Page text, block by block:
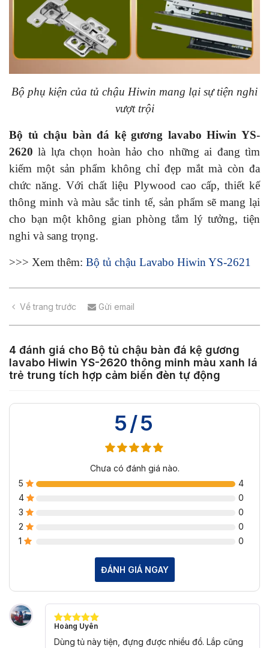
Bộ phụ kiện của tủ chậu Hiwin mang lại sự tiện nghi
vượt trội
Bộ tủ chậu bàn đá kệ gương lavabo Hiwin YS-
2620 là lựa chọn hoàn hảo cho những ai đang tìm
kiếm một sản phẩm không chỉ đẹp mắt mà còn đa
chức năng. Với chất liệu Plywood cao cấp, thiết kế
thông minh và màu sắc tinh tế, sản phẩm sẽ mang lại
cho bạn một không gian phòng tắm lý tưởng, tiện
nghi và sang trọng.
>>> Xem thêm: Bộ tủ chậu Lavabo Hiwin YS-2621
Về trang trước Gửi email
4 đánh giá cho Bộ tủ chậu bàn đá kệ gương
lavabo Hiwin YS-2620 thông minh màu xanh lá
trẻ trung tích hợp cảm biến đèn tự động
5/5
Chưa có đánh giá nào.
5
4
4
0
3
0
2
0
1
0
ĐÁNH GIÁ NGAY
Được xếp
hạng
5 5
Hoàng Uyên
Dùng tủ này tiện, đựng được nhiều đồ. Lắp cũng